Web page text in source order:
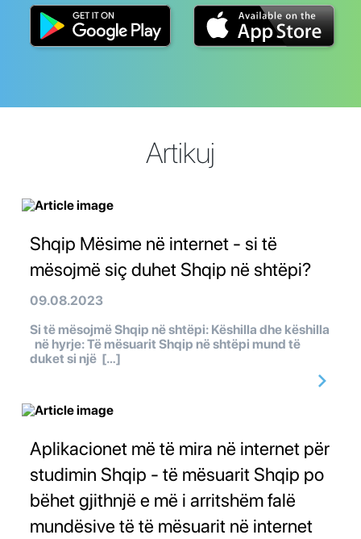
Artikuj
Shqip Mësime në internet - si të
mësojmë siç duhet Shqip në shtëpi?
09.08.2023
Si të mësojmë Shqip në shtëpi: Këshilla dhe këshilla
në hyrje: Të mësuarit Shqip në shtëpi mund të
duket si një […]
Aplikacionet më të mira në internet për
studimin Shqip - të mësuarit Shqip po
bëhet gjithnjë e më i arritshëm falë
mundësive të të mësuarit në internet